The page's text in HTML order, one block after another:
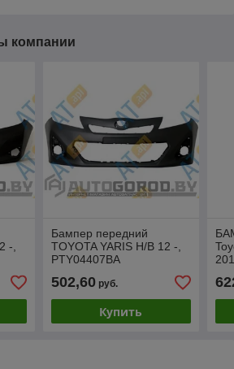
компании
-,
Бампер передний
TOYOTA YARIS H/B 12 -,
PTY04407BA
502,60руб.
Купить